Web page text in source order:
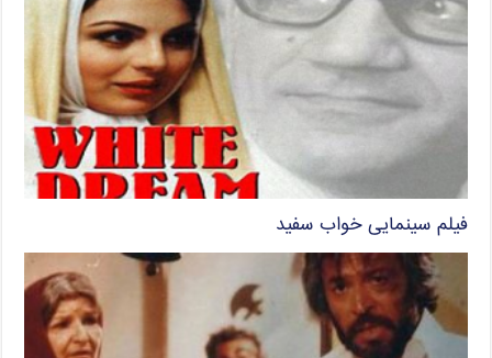
فیلم سینمایی خواب سفید